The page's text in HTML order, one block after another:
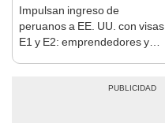
Impulsan ingreso de
peruanos a EE. UU. con visas
E1 y E2: emprendedores y